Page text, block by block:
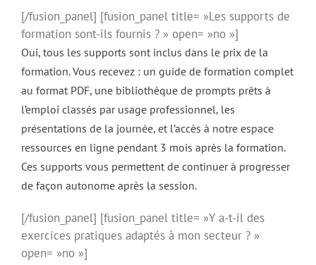
[/fusion_panel] [fusion_panel title= »Les supports de
formation sont-ils fournis ? » open= »no »]
Oui, tous les supports sont inclus dans le prix de la
formation. Vous recevez : un guide de formation complet
au format PDF, une bibliothèque de prompts prêts à
l’emploi classés par usage professionnel, les
présentations de la journée, et l’accès à notre espace
ressources en ligne pendant 3 mois après la formation.
Ces supports vous permettent de continuer à progresser
de façon autonome après la session.
[/fusion_panel] [fusion_panel title= »Y a-t-il des
exercices pratiques adaptés à mon secteur ? »
open= »no »]